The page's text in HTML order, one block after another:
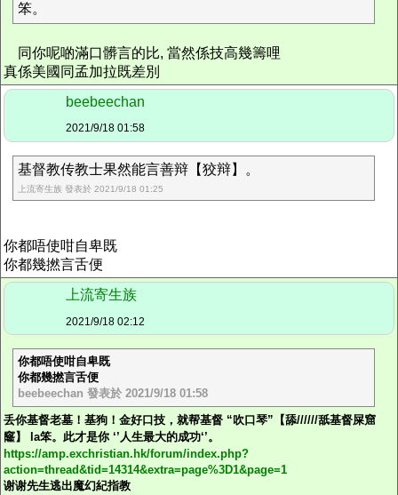
笨。
同你呢啲滿口髒言的比, 當然係技高幾籌哩
真係美國同孟加拉既差別
beebeechan
2021/9/18 01:58
基督教传教士果然能言善辩【狡辩】。
上流寄生族 發表於 2021/9/18 01:25
你都唔使咁自卑既
你都幾撚言舌便
上流寄生族
2021/9/18 02:12
你都唔使咁自卑既
你都幾撚言舌便
beebeechan 發表於 2021/9/18 01:58
丢你基督老墓！基狗！金好口技，就帮基督 “吹口琴”【舔//////舐基督屎窟
窿】 la笨。此才是你 ‘’人生最大的成功‘’。
https://amp.exchristian.hk/forum/index.php?
action=thread&tid=14314&extra=page%3D1&page=1
谢谢先生逃出魔幻紀指教